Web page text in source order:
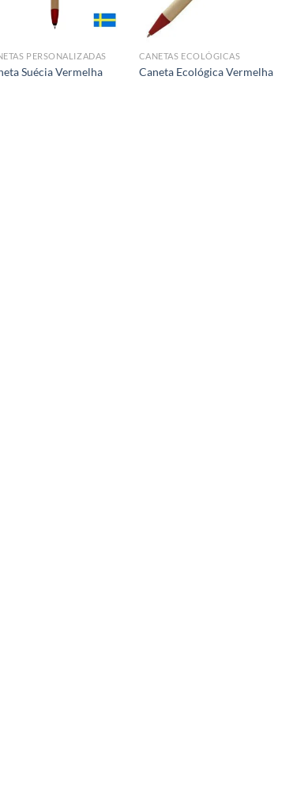
PERSONALIZADAS
Suécia Vermelha
CANETAS ECOLÓGICAS
Caneta Ecológica Vermelha